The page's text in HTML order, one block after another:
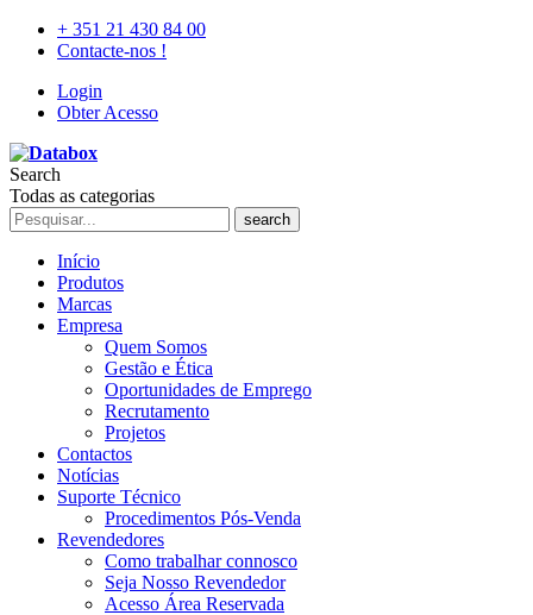
+ 351 21 430 84 00
Contacte-nos !
Login
Obter Acesso
Search
Todas as categorias
search
Início
Produtos
Marcas
Empresa
Quem Somos
Gestão e Ética
Oportunidades de Emprego
Recrutamento
Projetos
Contactos
Notícias
Suporte Técnico
Procedimentos Pós-Venda
Revendedores
Como trabalhar connosco
Seja Nosso Revendedor
Acesso Área Reservada